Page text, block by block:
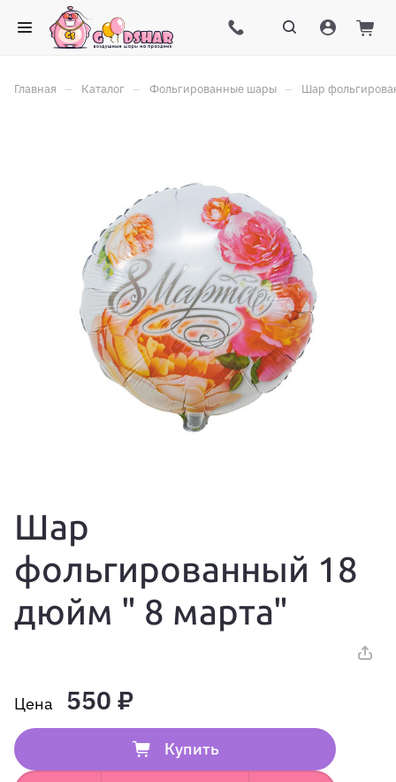
Главная – Каталог – Фольгированные шары – Шар
Шар
фольгированный 18
дюйм " 8 марта"
550 ₽
Купить